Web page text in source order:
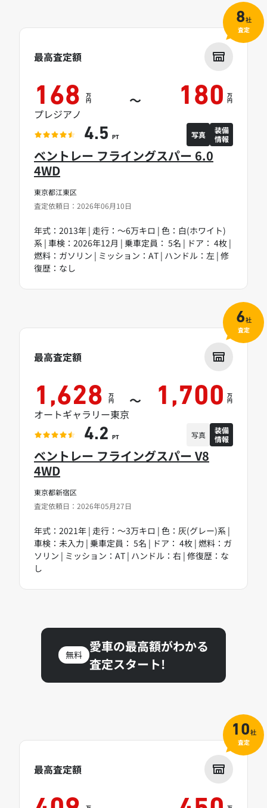
東京都江東区
査定依頼日：2026年06月10日
ベントレー フライングスパー 6.0
4WD
年式：2013年 | 走行：～6万キロ | 色：白(ホワイト)
系 | 車検：2026年12月 | 乗車定員： 5名 | ドア： 4枚 |
燃料：ガソリン | ミッション：AT | ハンドル：左 | 修
復歴：なし
最高査定額
168 万
円 ～ 180 万
円
プレジアノ
4.5 PT 写真
装備
情報
8社
査定
東京都新宿区
査定依頼日：2026年05月27日
ベントレー フライングスパー V8
4WD
年式：2021年 | 走行：～3万キロ | 色：灰(グレー)系 |
車検：未入力 | 乗車定員： 5名 | ドア： 4枚 | 燃料：ガ
ソリン | ミッション：AT | ハンドル：右 | 修復歴：な
し
最高査定額
1,628 万
円 ～ 1,700 万
円
オートギャラリー東京
4.2 PT 写真
装備
情報
6社
査定
無料
愛車の最高額がわかる
査定スタート!
最高査定額
10社
査定